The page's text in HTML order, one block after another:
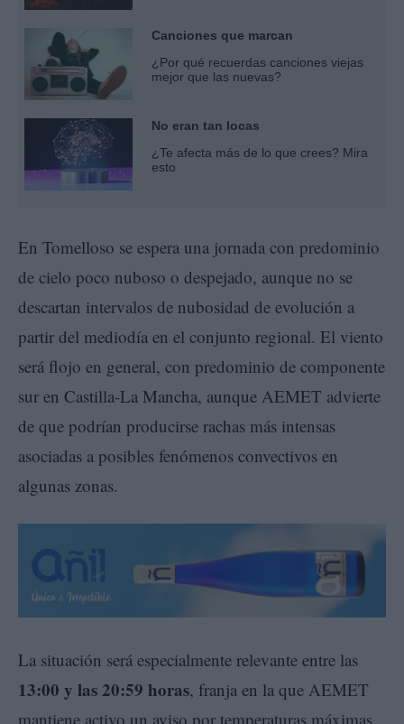
Canciones que marcan
¿Por qué recuerdas canciones viejas
mejor que las nuevas?
No eran tan locas
¿Te afecta más de lo que crees? Mira
esto
En Tomelloso se espera una jornada con predominio
de cielo poco nuboso o despejado, aunque no se
descartan intervalos de nubosidad de evolución a
partir del mediodía en el conjunto regional. El viento
será flojo en general, con predominio de componente
sur en Castilla-La Mancha, aunque AEMET advierte
de que podrían producirse rachas más intensas
asociadas a posibles fenómenos convectivos en
algunas zonas.
La situación será especialmente relevante entre las
13:00 y las 20:59 horas, franja en la que AEMET
mantiene activo un aviso por temperaturas máximas